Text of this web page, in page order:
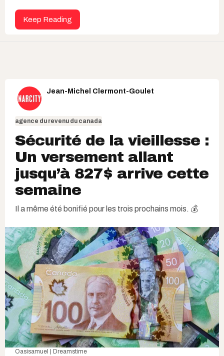
Keep Reading
Jean-Michel Clermont-Goulet
agence du revenu du canada
Sécurité de la vieillesse :
Un versement allant
jusqu’à 827$ arrive cette
semaine
Il a même été bonifié pour les trois prochains mois. 💰
Oasisamuel | Dreamstime